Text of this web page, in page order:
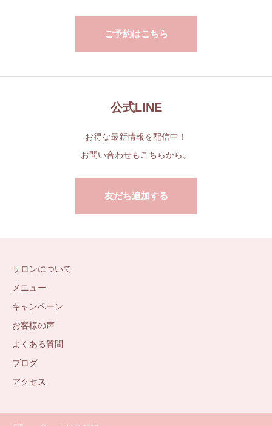
ご予約はこちら
公式LINE
お得な最新情報を配信中！
お問い合わせもこちらから。
友だち追加する
サロンについて
メニュー
キャンペーン
お客様の声
よくある質問
ブログ
アクセス